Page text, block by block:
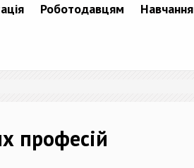
Роботодавцям Навчання
професій